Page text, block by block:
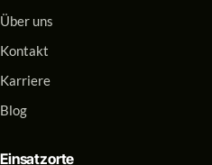
Über uns
Kontakt
Karriere
Blog
Einsatzorte